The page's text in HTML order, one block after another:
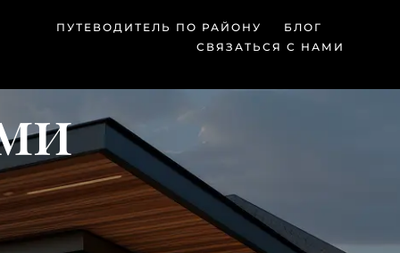
ПУТЕВОДИТЕЛЬ ПО РАЙОНУ
БЛОГ
СВЯЗАТЬСЯ С НАМИ